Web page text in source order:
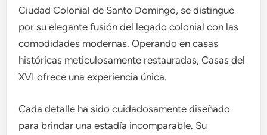
Ciudad Colonial de Santo Domingo, se distingue
por su elegante fusión del legado colonial con las
comodidades modernas. Operando en casas
históricas meticulosamente restauradas, Casas del
XVI ofrece una experiencia única.
Cada detalle ha sido cuidadosamente diseñado
para brindar una estadía incomparable. Su